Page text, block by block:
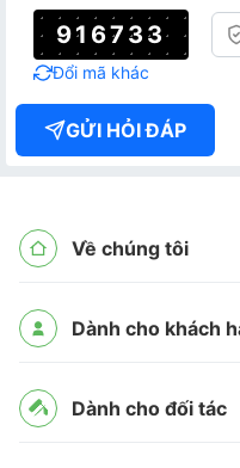
916733
Đổi mã khác
GỬI HỎI ĐÁP
Về chúng tôi
Dành cho khách
Dành cho đối tác